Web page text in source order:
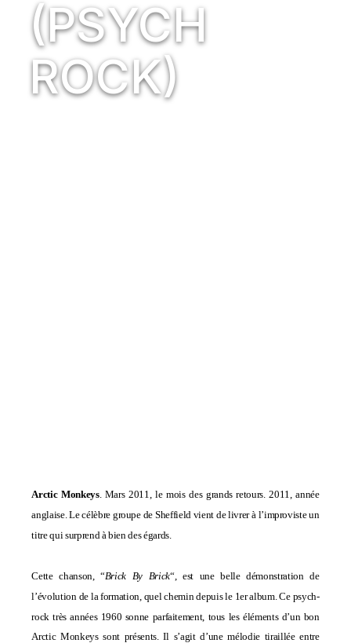
(PSYCH
ROCK)
Arctic Monkeys. Mars 2011, le mois des grands retours. 2011, année
anglaise. Le célèbre groupe de Sheffield vient de livrer à l’improviste un
titre qui surprend à bien des égards.
Cette chanson, “Brick By Brick“, est une belle démonstration de
l’évolution de la formation, quel chemin depuis le 1er album. Ce psych-
rock très années 1960 sonne parfaitement, tous les éléments d’un bon
Arctic Monkeys sont présents. Il s’agit d’une mélodie tiraillée entre